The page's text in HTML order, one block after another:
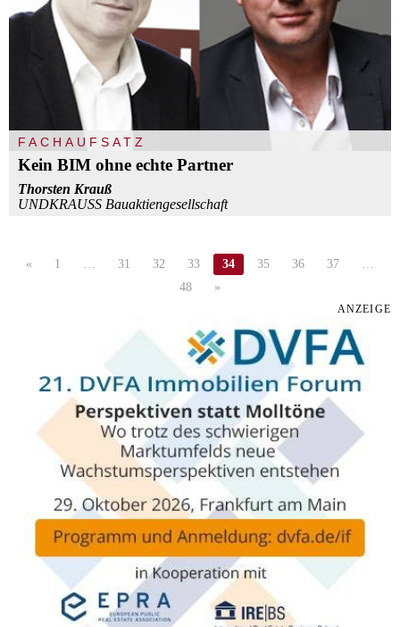
FACHAUFSATZ
Kein BIM ohne echte Partner
Thorsten Krauß
UNDKRAUSS Bauaktiengesellschaft
« 1 … 31 32 33 34 35 36 37
…
48
»
ANZEIGE